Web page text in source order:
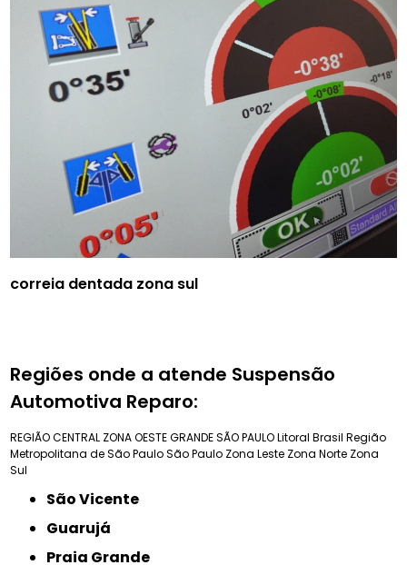
correia dentada zona sul
Regiões onde a atende Suspensão
Automotiva Reparo:
REGIÃO CENTRAL ZONA OESTEGRANDE SÃO PAULOLitoral Brasil Região
Metropolitana de São PauloSão Paulo Zona Leste Zona Norte Zona
Sul
São Vicente
Guarujá
Praia Grande